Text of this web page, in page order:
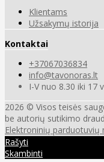
Klientams
Užsakymų istorija
Kontaktai
+37067036834
info@tavonoras.lt
I-V nuo 8.30 iki 17
2026 © Visos teisės
be autorių sutikimo
Elektroninių parduotuvių
Rašyti
Skambinti